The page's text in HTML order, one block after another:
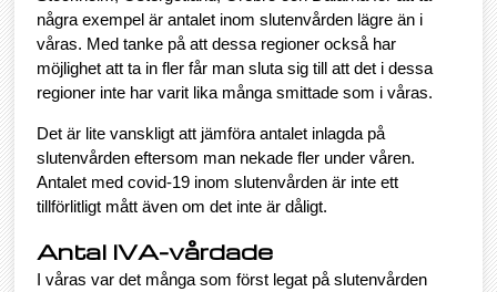
några exempel är antalet inom slutenvården lägre än i
våras. Med tanke på att dessa regioner också har
möjlighet att ta in fler får man sluta sig till att det i dessa
regioner inte har varit lika många smittade som i våras.
Det är lite vanskligt att jämföra antalet inlagda på
slutenvården eftersom man nekade fler under våren.
Antalet med covid-19 inom slutenvården är inte ett
tillförlitligt mått även om det inte är dåligt.
Antal IVA-vårdade
I våras var det många som först legat på slutenvården